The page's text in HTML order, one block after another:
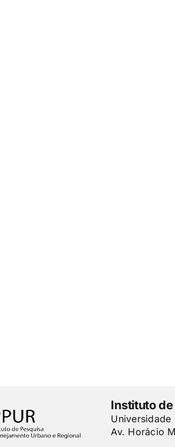
Instituto de
Universidade
Av. Horácio